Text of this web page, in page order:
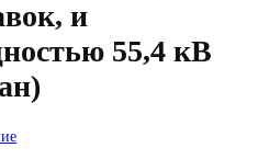
и
55,4 кВ